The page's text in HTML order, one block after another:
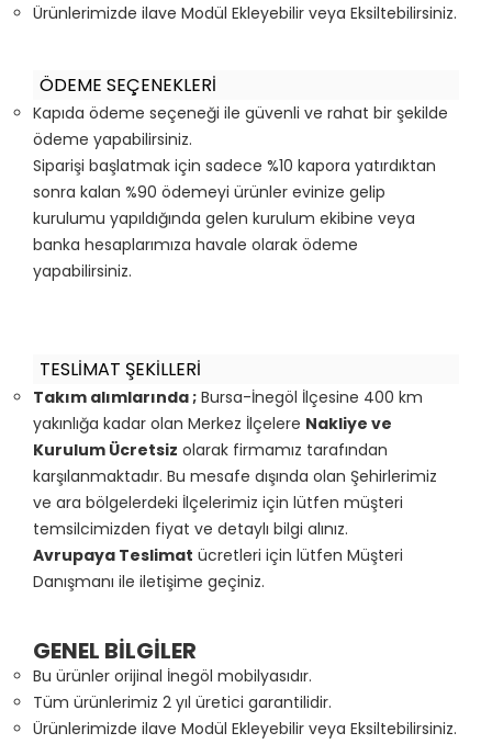
Ürünlerimizde ilave Modül Ekleyebilir veya Eksiltebilirsiniz.
ÖDEME SEÇENEKLERİ
Kapıda ödeme seçeneği ile güvenli ve rahat bir şekilde
ödeme yapabilirsiniz.
Siparişi başlatmak için sadece %10 kapora yatırdıktan
sonra kalan %90 ödemeyi ürünler evinize gelip
kurulumu yapıldığında gelen kurulum ekibine veya
banka hesaplarımıza havale olarak ödeme
yapabilirsiniz.
TESLİMAT ŞEKİLLERİ
Takım alımlarında ; Bursa-İnegöl İlçesine 400 km
yakınlığa kadar olan Merkez İlçelere Nakliye ve
Kurulum Ücretsiz olarak firmamız tarafından
karşılanmaktadır. Bu mesafe dışında olan Şehirlerimiz
ve ara bölgelerdeki İlçelerimiz için lütfen müşteri
temsilcimizden fiyat ve detaylı bilgi alınız.
Avrupaya Teslimat ücretleri için lütfen Müşteri
Danışmanı ile iletişime geçiniz.
GENEL BİLGİLER
Bu ürünler orijinal İnegöl mobilyasıdır.
Tüm ürünlerimiz 2 yıl üretici garantilidir.
Ürünlerimizde ilave Modül Ekleyebilir veya Eksiltebilirsiniz.